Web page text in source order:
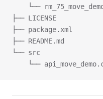
└──
├── LICENSE
├── package.xml
├── README.md
└── src
└──